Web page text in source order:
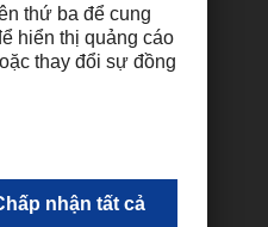
to àn diện, tuyệt vờ
CEO của